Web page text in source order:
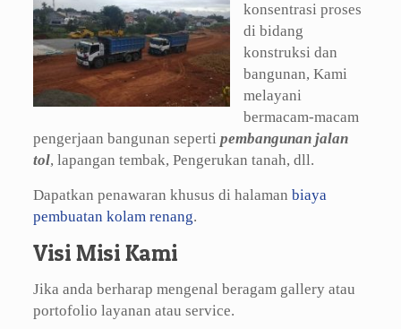
konsentrasi proses
di bidang
konstruksi dan
bangunan, Kami
melayani
bermacam-macam
pengerjaan bangunan seperti pembangunan jalan
tol, lapangan tembak, Pengerukan tanah, dll.
Dapatkan penawaran khusus di halaman biaya
pembuatan kolam renang.
Visi Misi Kami
Jika anda berharap mengenal beragam gallery atau
portofolio layanan atau service.